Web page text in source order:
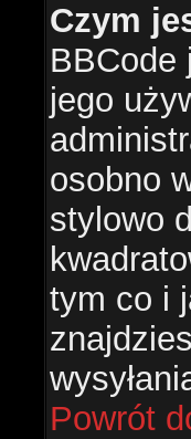
Czym
BBCode
jego
osobno
stylowo
tym co i
Powrót